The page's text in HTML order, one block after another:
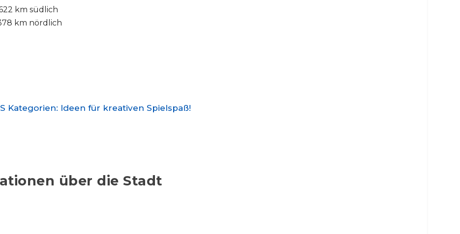
km südlich
km nördlich
Kategorien: Ideen für kreativen Spielspaß!
über die Stadt